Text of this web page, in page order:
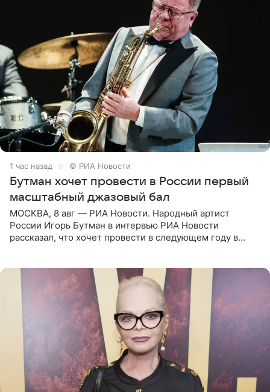
1 час назад © РИА Новости
Бутман хочет провести в России первый
масштабный джазовый бал
МОСКВА, 8 авг — РИА Новости. Народный артист
России Игорь Бутман в интервью РИА Новости
рассказал, что хочет провести в следующем году в